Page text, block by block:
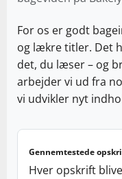
For os er godt
og lækre titler. Det
det, du læser – og
arbejder vi ud fra
vi udvikler nyt
Gennemtestede
Hver opskrift